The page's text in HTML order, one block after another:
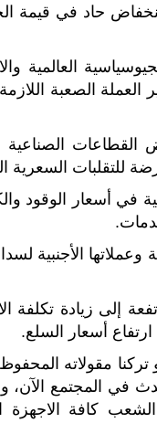
حاد في قيمة
العالمية
الصعبة
الصناعية
للتقلبات السعرية
أسعار الوقود
الأجنبية
إلى زيادة
أسعار السلع.
مقولاته
في المجتمع
كافة الاجهزة